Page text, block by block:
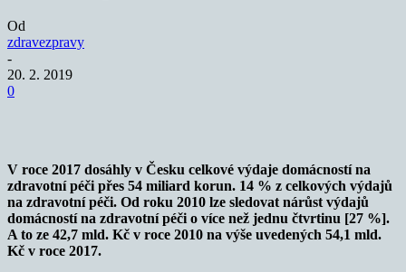
Od
zdravezpravy
-
20. 2. 2019
0
V roce 2017 dosáhly v Česku celkové výdaje domácností na
zdravotní péči přes 54 miliard korun. 14 % z celkových výdajů
na zdravotní péči. Od roku 2010 lze sledovat nárůst výdajů
domácností na zdravotní péči o více než jednu čtvrtinu [27 %].
A to ze 42,7 mld. Kč v roce 2010 na výše uvedených 54,1 mld.
Kč v roce 2017.